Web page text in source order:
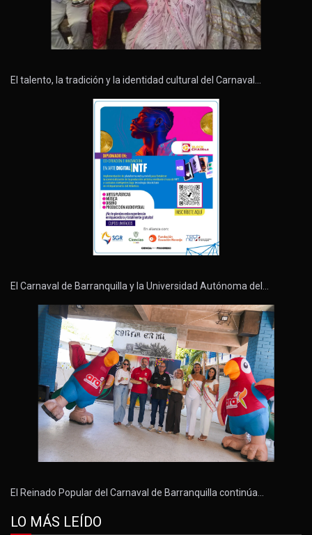
El talento, la tradición y la identidad cultural del Carnaval…
El Carnaval de Barranquilla y la Universidad Autónoma del…
El Reinado Popular del Carnaval de Barranquilla continúa…
LO MÁS LEÍDO